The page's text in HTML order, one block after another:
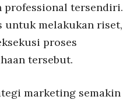
professional tersendiri.
melakukan riset,
proses
tersebut.
marketing semakin